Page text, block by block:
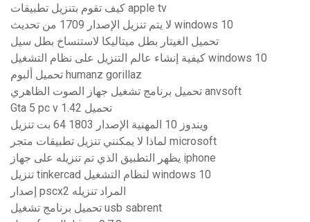
كيف تقوم بتنزيل تطبيقات apple tv
لا يتم تنزيل الإصدار 1709 من تحديث windows 10
تحميل الغيتار بطل ميتاليكا لاستنساخ بطل سيل
كيفية إنشاء عالم التنزيل على نظام التشغيل windows 10
تحميل ألبوم humanz gorillaz
تحميل برنامج تشغيل جهاز الصوت الظاهري anvsoft
Gta 5 pc v 1.42 تحميل
ويندوز 10 المهنية الإصدار 1803 64 بت تنزيل
لماذا لا يمكنني تنزيل تطبيقات متجر microsoft
يظهر التطبيق الذي تم تنزيله على جهاز iphone
تنزيل tinkercad لنظام التشغيل windows 10
إصدار pscx2 المراد تنزيله
تحميل برنامج تشغيل usb sabrent